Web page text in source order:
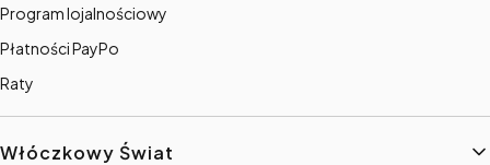
Program lojalnościowy
Płatności PayPo
Raty
Włóczkowy Świat